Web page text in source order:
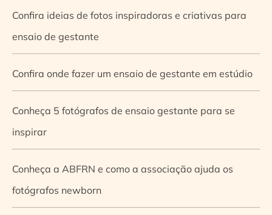
Confira ideias de fotos inspiradoras e criativas para
ensaio de gestante
Confira onde fazer um ensaio de gestante em estúdio
Conheça 5 fotógrafos de ensaio gestante para se
inspirar
Conheça a ABFRN e como a associação ajuda os
fotógrafos newborn